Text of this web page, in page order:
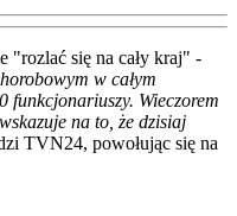
"rozlać się na cały kraj" -
w całym
funkcjonariuszy. Wieczorem
na to, że dzisiaj
TVN24, powołując się na